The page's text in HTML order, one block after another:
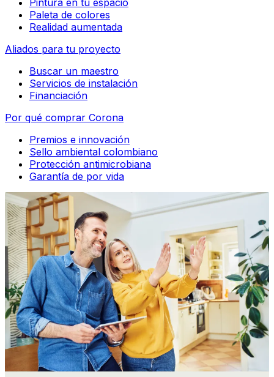
Pintura en tu espacio
Paleta de colores
Realidad aumentada
Aliados para tu proyecto
Buscar un maestro
Servicios de instalación
Financiación
Por qué comprar Corona
Premios e innovación
Sello ambiental colombiano
Protección antimicrobiana
Garantía de por vida